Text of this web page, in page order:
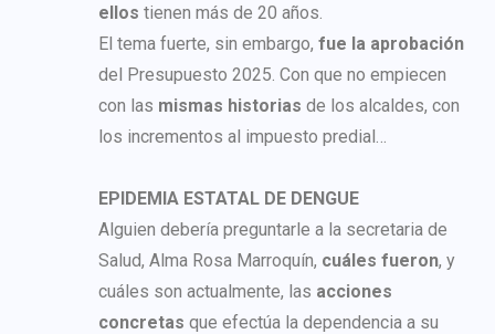
ellos tienen más de 20 años.
El tema fuerte, sin embargo, fue la aprobación
del Presupuesto 2025. Con que no empiecen
con las mismas historias de los alcaldes, con
los incrementos al impuesto predial…
EPIDEMIA ESTATAL DE DENGUE
Alguien debería preguntarle a la secretaria de
Salud, Alma Rosa Marroquín, cuáles fueron, y
cuáles son actualmente, las acciones
concretas que efectúa la dependencia a su